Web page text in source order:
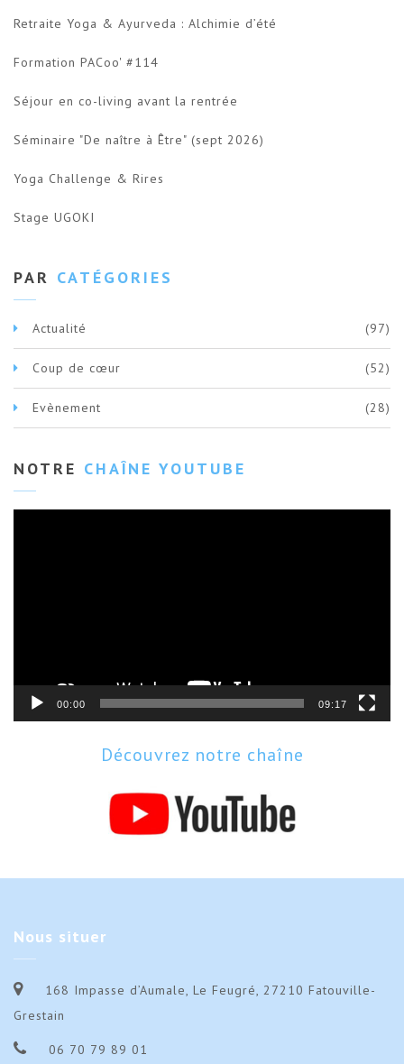
Retraite Yoga & Ayurveda : Alchimie d’été
Formation PACoo' #114
Séjour en co-living avant la rentrée
Séminaire "De naître à Être" (sept 2026)
Yoga Challenge & Rires
Stage UGOKI
PAR CATÉGORIES
Actualité (97)
Coup de cœur (52)
Evènement (28)
NOTRE CHAÎNE YOUTUBE
00:00 09:17
Découvrez notre chaîne
Nous situer
168 Impasse d’Aumale, Le Feugré, 27210 Fatouville-
Grestain
06 70 79 89 01